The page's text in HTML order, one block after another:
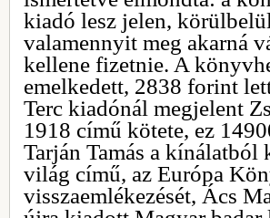
kiadó lesz jelen,
valamennyit meg akarná
kellene fizetnie. A
emelkedett, 2838 forint
Terc kiadónál megjelent
1918 című kötete, ez
Tarján Tamás a
világ című, az Európa
visszaemlékezését, Ács